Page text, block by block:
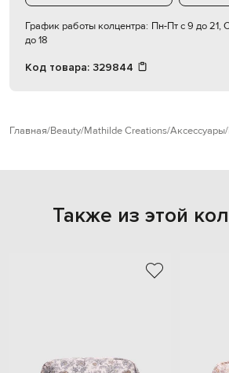
График работы колцентра: Пн-Пт с 9 до 21,
до 18
Код товара: 329844
Главная Beauty Mathilde Creations Аксессуары
Также из этой